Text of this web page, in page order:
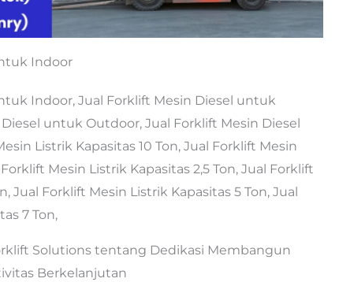
Indoor
Indoor, Jual Forklift Mesin Diesel untuk
untuk Outdoor, Jual Forklift Mesin Diesel
Listrik Kapasitas 10 Ton, Jual Forklift Mesin
Mesin Listrik Kapasitas 2,5 Ton, Jual Forklift
Jual Forklift Mesin Listrik Kapasitas 5 Ton, Jual
7 Ton,
Solutions tentang Dedikasi Membangun
Berkelanjutan